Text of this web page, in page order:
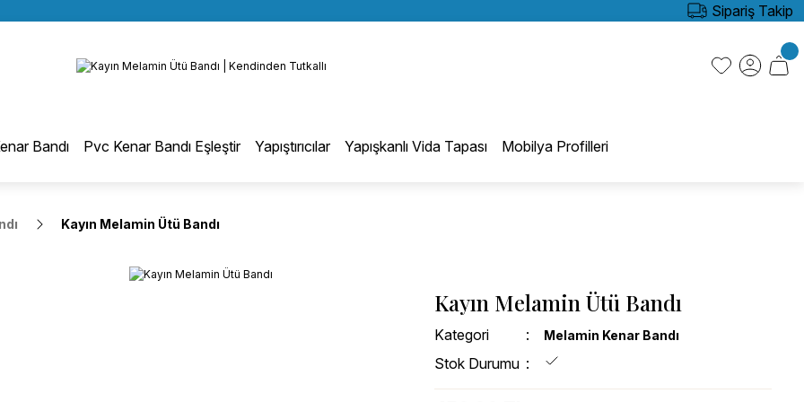
BÜTÜN ALIŞVERİŞLERİNİZDE KARGO BEDAVA!
KREDİ KARTINA 6 TAKSİT SEÇENEĞİ
Sipariş Takip
Bandı Pvc Kenar Bandı Eşleştir Yapıştırıcılar Yapışkanlı Vida Tapası Mobilya Profilleri
Kayın Melamin Ütü Bandı
Kayın Melamin Ütü Bandı
Kategori Melamin Kenar Bandı
Stok Durumu
Eğri Kenar Hotmelt Tutkalı